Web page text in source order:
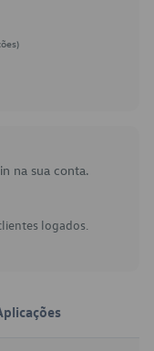
na sua conta.
logados.